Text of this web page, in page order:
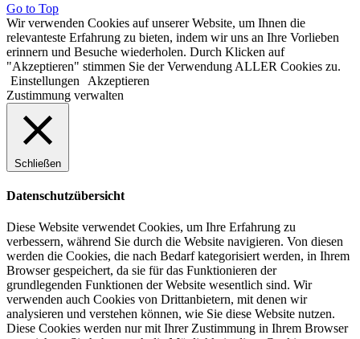
Go to Top
Wir verwenden Cookies auf unserer Website, um Ihnen die
relevanteste Erfahrung zu bieten, indem wir uns an Ihre Vorlieben
erinnern und Besuche wiederholen. Durch Klicken auf
"Akzeptieren" stimmen Sie der Verwendung ALLER Cookies zu.
Einstellungen
Akzeptieren
Zustimmung verwalten
Schließen
Datenschutzübersicht
Diese Website verwendet Cookies, um Ihre Erfahrung zu
verbessern, während Sie durch die Website navigieren. Von diesen
werden die Cookies, die nach Bedarf kategorisiert werden, in Ihrem
Browser gespeichert, da sie für das Funktionieren der
grundlegenden Funktionen der Website wesentlich sind. Wir
verwenden auch Cookies von Drittanbietern, mit denen wir
analysieren und verstehen können, wie Sie diese Website nutzen.
Diese Cookies werden nur mit Ihrer Zustimmung in Ihrem Browser